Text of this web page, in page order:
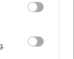
statt?